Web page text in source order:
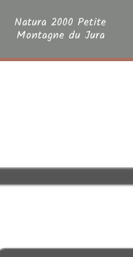
Natura 2000 Petite
Montagne du Jura